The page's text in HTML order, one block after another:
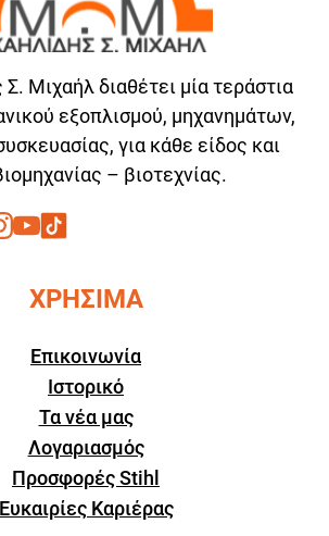
Μιχαήλ διαθέτει μία τεράστια
εξοπλισμού, μηχανημάτων,
για κάθε είδος και
– βιοτεχνίας.
ΧΡΗΣΙΜΑ
Επικοινωνία
Ιστορικό
Τα νέα μας
Λογαριασμός
Προσφορές Stihl
Ευκαιρίες Καριέρας